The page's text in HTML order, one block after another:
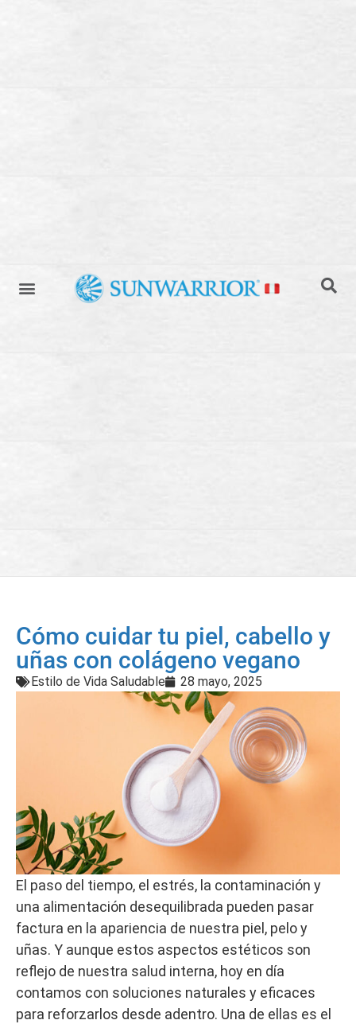
Cómo cuidar tu piel, cabello y
uñas con colágeno vegano
Estilo de Vida Saludable 28 mayo, 2025
El paso del tiempo, el estrés, la contaminación y
una alimentación desequilibrada pueden pasar
factura en la apariencia de nuestra piel, pelo y
uñas. Y aunque estos aspectos estéticos son
reflejo de nuestra salud interna, hoy en día
contamos con soluciones naturales y eficaces
para reforzarlos desde adentro. Una de ellas es el